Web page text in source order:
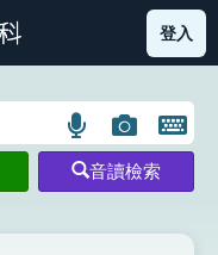
部首索引表圖示
登入
語
言
搜
圖
片
搜
開
鍵
圖
音讀檢索